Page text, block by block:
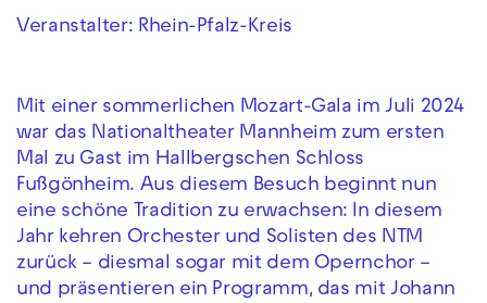
Veranstalter: Rhein-Pfalz-Kreis
Mit einer sommerlichen Mozart-Gala im Juli 2024
war das Nationaltheater Mannheim zum ersten
Mal zu Gast im Hallbergschen Schloss
Fußgönheim. Aus diesem Besuch beginnt nun
eine schöne Tradition zu erwachsen: In diesem
Jahr kehren Orchester und Solisten des NTM
zurück – diesmal sogar mit dem Opernchor –
und präsentieren ein Programm, das mit Johann